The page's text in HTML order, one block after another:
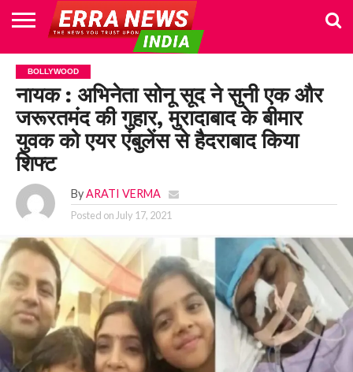
HOME
POLITICS
NEWS
BUSINESS
CULTURE
NATIONAL
SPORTS
LIFESTYLE
TRAVEL
OPINION
BREAKING
NEWS
ENTERTAINMENT
WORLD
CRIME
JOIN
US
BOLLYWOOD
नायक : अभिनेता सोनू सूद ने सुनी एक और
जरूरतमंद की गुहार, मुरादाबाद के बीमार
युवक को एयर एंबुलेंस से हैदराबाद किया
शिफ्ट
By ARATI VERMA
Posted on July 17, 2021